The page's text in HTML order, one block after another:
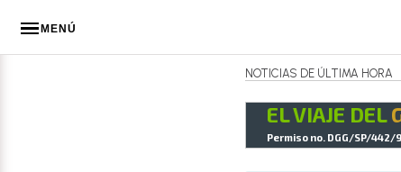
MENÚ
NOTICIAS DE ÚLTIMA HORA
EL VIAJE DEL
Permiso no. DGG/SP/442/